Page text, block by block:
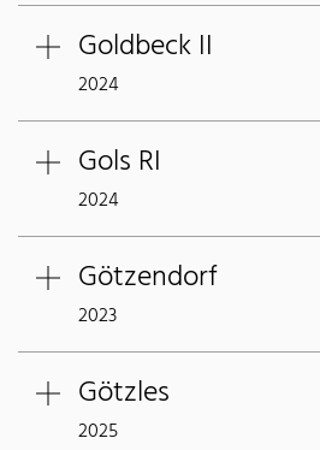
Goldbeck II
2024
Gols RI
2024
Götzendorf
2023
Götzles
2025